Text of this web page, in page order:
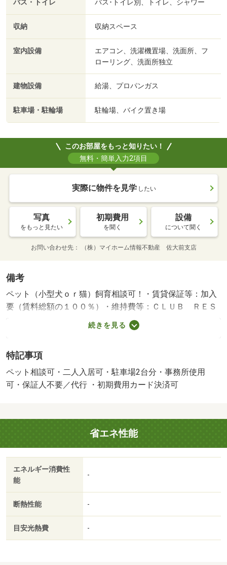
バス・トイレ バス･トイレ別、トイレ、シャワー
収納 収納スペース
室内設備
エアコン、洗濯機置場、洗面所、フ
ローリング、洗面所独立
建物設備 給湯、プロパンガス
駐車場・駐輪場 駐輪場、バイク置き場
このお部屋をもっと知りたい！
無料・簡単入力2項目
実際に物件を見学 したい
写真
をもっと見たい
初期費用
を聞く
設備
について聞く
お問い合わせ先 （株）マイホーム情報不動産 佐大前支店
備考
ペット（小型犬ｏｒ猫）飼育相談可！・賃貸保証等：加入
要（賃料総額の１００％）・維持費等：ＣＬＵＢ ＲＥＳ
Ｑ 会費９９０円／月・ペット条件：小型犬可／猫可・エ
アコン１台付きで入居時から快適！４５０ｍ圏内にコンビ
２０８号線へのアクセス良好！利便性良好で通勤通学に便
利です！ご希望者は家電レンタル可能！・バイク置場：空
なし・駐輪場：空なし・仲介手数料：３７，４００円/室内
続きを見る
特記事項
ペット相談可・二人入居可・駐車場2台分・事務所使用
可・保証人不要／代行 ・初期費用カード決済可
省エネ性能
エネルギー消費性
能
-
断熱性能 -
目安光熱費 -